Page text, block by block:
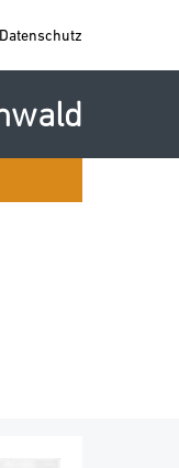
Datenschutz